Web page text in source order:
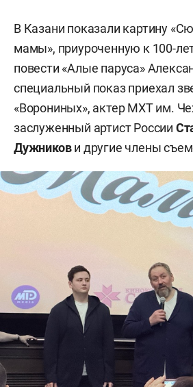
В Казани показали картину
мамы», приуроченную к 100-
повести «Алые паруса»
специальный показ приехал
«Ворониных», актер МХТ им.
заслуженный артист России
Дужникови другие члены